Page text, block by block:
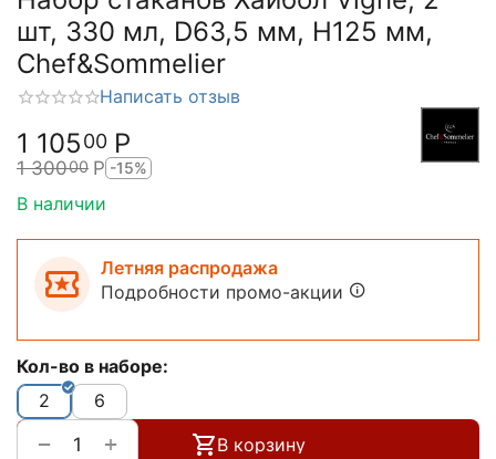
шт, 330 мл, D63,5 мм, H125 мм,
Chef&Sommelier
Написать отзыв
1 10500 Р
1 30000 Р -15%
В наличии
Летняя распродажа
Подробности промо-акции
Кол-во в наборе:
2
6
+
−
В корзину